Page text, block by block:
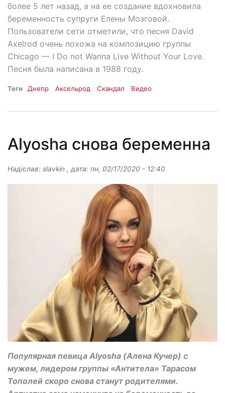
более 5 лет назад, а на ее создание вдохновила
беременность супруги Елены Мозговой.
Пользователи сети отметили, что песня David
Axelrod очень похожа на композицию группы
Chicago — I Do not Wanna Live Without Your Love.
Песня была написана в 1988 году.
Теги Днепр Аксельрод Скандал Видео
Alyosha снова беременна
Надіслав: slavkin , дата: пн, 02/17/2020 - 12:40
Популярная певица Alyosha (Алена Кучер) с
мужем, лидером группы «Антитела» Тарасом
Тополей скоро снова станут родителями.